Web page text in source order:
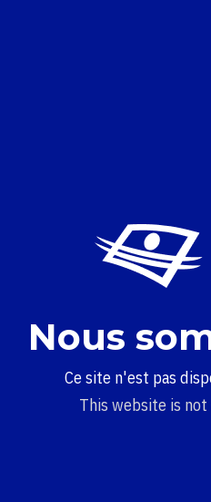
Nous
Ce site n'est pas
This website is not